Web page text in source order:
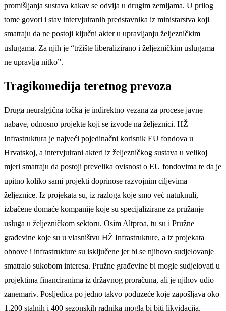
promišljanja sustava kakav se odvija u drugim zemljama. U prilog
tome govori i stav intervjuiranih predstavnika iz ministarstva koji
smatraju da ne postoji ključni akter u upravljanju željezničkim
uslugama. Za njih je “tržište liberalizirano i željezničkim uslugama
ne upravlja nitko”.
Tragikomedija teretnog prevoza
Druga neuralgična točka je indirektno vezana za procese javne
nabave, odnosno projekte koji se izvode na željeznici. HŽ
Infrastruktura je najveći pojedinačni korisnik EU fondova u
Hrvatskoj, a intervjuirani akteri iz željezničkog sustava u velikoj
mjeri smatraju da postoji prevelika ovisnost o EU fondovima te da je
upitno koliko sami projekti doprinose razvojnim ciljevima
željeznice. Iz projekata su, iz razloga koje smo već natuknuli,
izbačene domaće kompanije koje su specijalizirane za pružanje
usluga u željezničkom sektoru. Osim Altproa, tu su i Pružne
građevine koje su u vlasništvu HŽ Infrastrukture, a iz projekata
obnove i infrastrukture su isključene jer bi se njihovo sudjelovanje
smatralo sukobom interesa. Pružne građevine bi mogle sudjelovati u
projektima financiranima iz državnog proračuna, ali je njihov udio
zanemariv. Posljedica po jedno takvo poduzeće koje zapošljava oko
1.200 stalnih i 400 sezonskih radnika mogla bi biti likvidacija.